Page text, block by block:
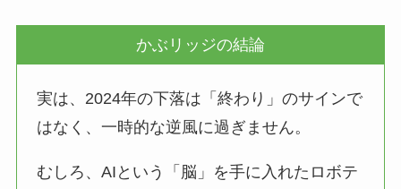
かぶリッジの結論
実は、2024年の下落は「終わり」のサインで
はなく、一時的な逆風に過ぎません。
むしろ、AIという「脳」を手に入れたロボテ